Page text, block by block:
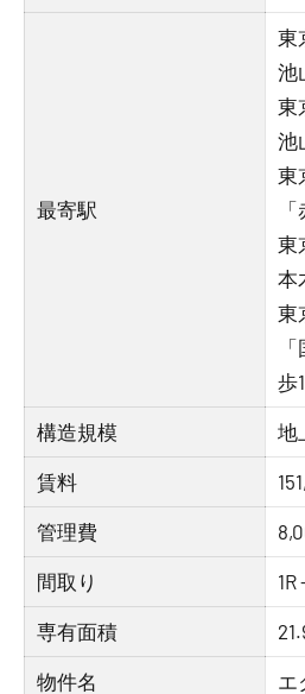
最寄駅
東
池
東
池
東
東
本
東
歩
構造規模 地
賃料
管理費
間取り 1R
専有面積
物件名 エ